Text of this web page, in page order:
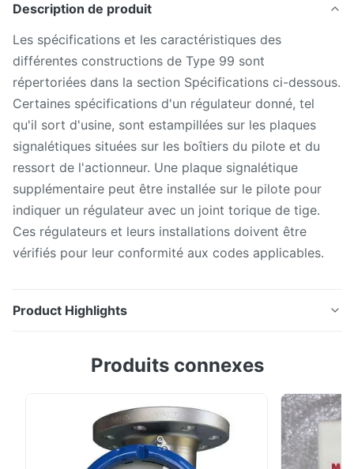
Description de produit
Les spécifications et les caractéristiques des
différentes constructions de Type 99 sont
répertoriées dans la section Spécifications ci-dessous.
Certaines spécifications d'un régulateur donné, tel
qu'il sort d'usine, sont estampillées sur les plaques
signalétiques situées sur les boîtiers du pilote et du
ressort de l'actionneur. Une plaque signalétique
supplémentaire peut être installée sur le pilote pour
indiquer un régulateur avec un joint torique de tige.
Ces régulateurs et leurs installations doivent être
vérifiés pour leur conformité aux codes applicables.
Product Highlights
différentes constructions de Type 99 sont
Certaines spécifications d'un régulateur donné, tel
qu'il sort d'usine, sont estampillées sur les plaques
signalétiques situées sur les boîtiers du pilote ...
Produits connexes